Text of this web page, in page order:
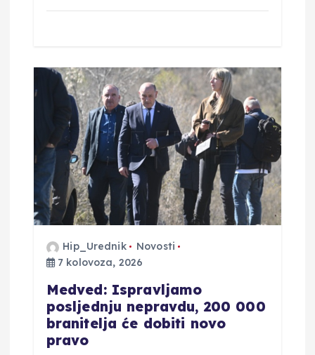
Hip_Urednik
Novosti
7 kolovoza, 2026
Medved: Ispravljamo
posljednju nepravdu, 200 000
branitelja će dobiti novo
pravo